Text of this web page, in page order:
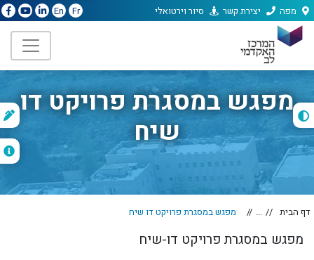
מפה יצירת קשר סיור וירטואלי Fr
En
מפגש במסגרת פרויקט דו
שיח
דף הבית ... מפגש במסגרת פרויקט דו שיח
מפגש במסגרת פרויקט דו-שיח